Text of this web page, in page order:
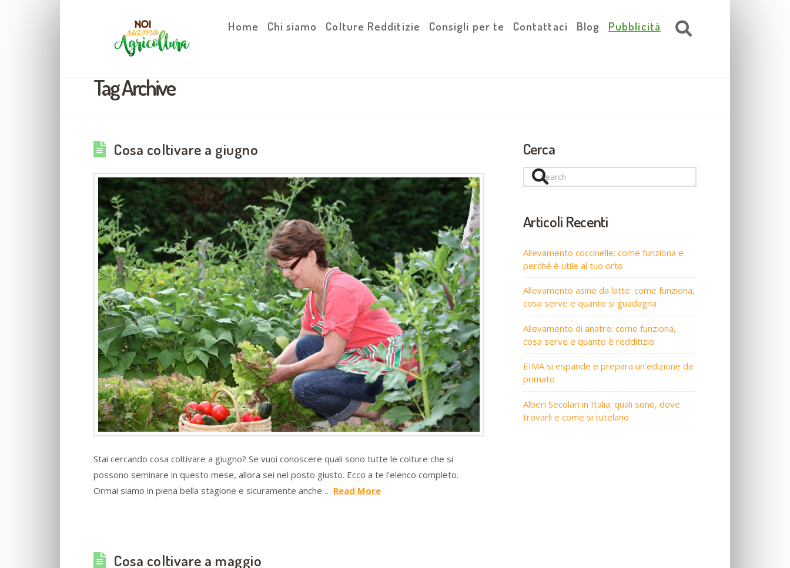
Home Chi siamo Colture Redditizie Consigli per te Contattaci Blog Pubblicità
Tag Archive
Cosa coltivare a giugno
Stai cercando cosa coltivare a giugno? Se vuoi conoscere quali sono tutte le colture che si
possono seminare in questo mese, allora sei nel posto giusto. Ecco a te l’elenco completo.
Ormai siamo in piena bella stagione e sicuramente anche … Read More
Cosa coltivare a maggio
Cerca
Search
Articoli Recenti
Allevamento coccinelle: come funziona e
perché è utile al tuo orto
Allevamento asine da latte: come funziona,
cosa serve e quanto si guadagna
Allevamento di anatre: come funziona,
cosa serve e quanto è redditizio
EIMA si espande e prepara un’edizione da
primato
Alberi Secolari in Italia: quali sono, dove
trovarli e come si tutelano